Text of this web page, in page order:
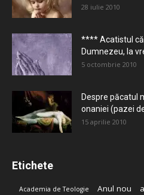
28 iulie 2010
**** Acatistul
Dumnezeu, la
5 octombrie 2010
Despre păcatul
onaniei (pazei
15 aprilie 2010
Etichete
Academia de Teologie Anul nou